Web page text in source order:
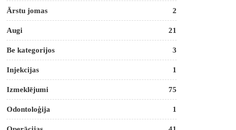
Ārstu jomas 2
Augi 21
Be kategorijos 3
Injekcijas 1
Izmeklējumi 75
Odontoloģija 1